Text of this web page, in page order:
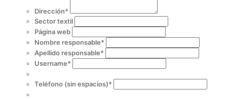
Dirección*
Sector textil
Página web
Nombre responsable*
Apellido responsable*
Username*
Teléfono (sin espacios)*